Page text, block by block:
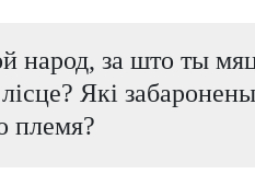
народ, за што ты
Які забаронены
племя?